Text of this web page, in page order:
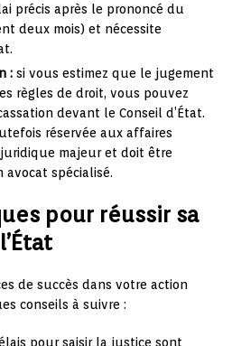
précis après le prononcé du
deux mois) et nécessite
: si vous estimez que le jugement
règles de droit, vous pouvez
devant le Conseil d’État.
réservée aux affaires
majeur et doit être
avocat spécialisé.
pour réussir sa
de succès dans votre action
conseils à suivre :
pour saisir la justice sont